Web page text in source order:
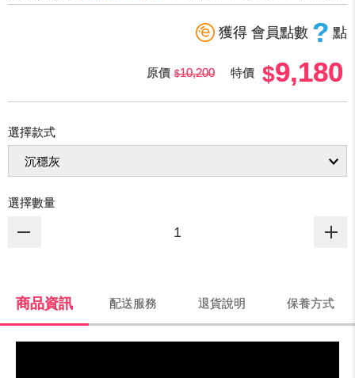
獲得 會員點數 ? 點
原價 10,200 特價 9,180
選擇款式
選擇數量
商品資訊 配送服務 退貨說明 保養方式